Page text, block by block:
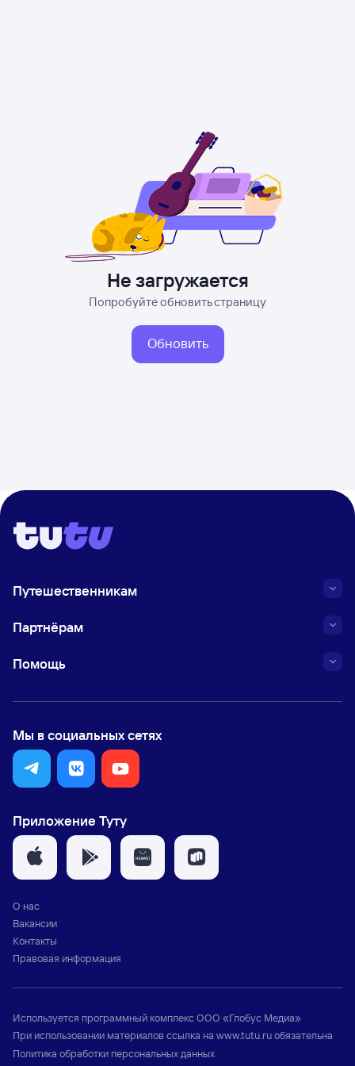
Не загружается
Попробуйте обновить страницу
Обновить
Путешественникам
Партнёрам
Помощь
Мы в социальных сетях
Приложение Туту
О нас
Вакансии
Контакты
Правовая информация
Используется программный комплексООО «Глобус Медиа»
При использовании материалов ссылка на www.tutu.ruобязательна
Политика обработки персональных данных